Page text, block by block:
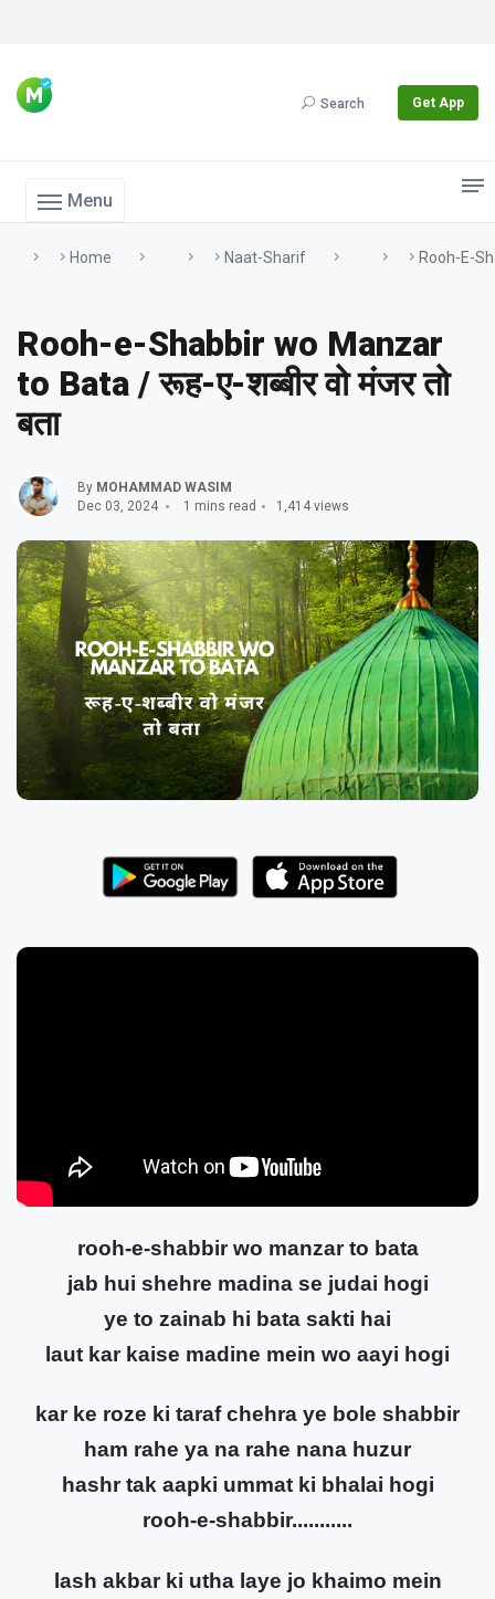
Search Get App
Menu
Home Naat-Sharif Rooh-E-
Rooh-e-Shabbir wo Manzar
to Bata / रूह-ए-शब्बीर वो मंजर तो
बता
By MOHAMMAD WASIM
Dec 03, 2024
1 mins read 1,414 views
rooh-e-shabbir wo manzar to bata
jab hui shehre madina se judai hogi
ye to zainab hi bata sakti hai
laut kar kaise madine mein wo aayi hogi
kar ke roze ki taraf chehra ye bole shabbir
ham rahe ya na rahe nana huzur
hashr tak aapki ummat ki bhalai hogi
rooh-e-shabbir...........
lash akbar ki utha laye jo khaimo mein